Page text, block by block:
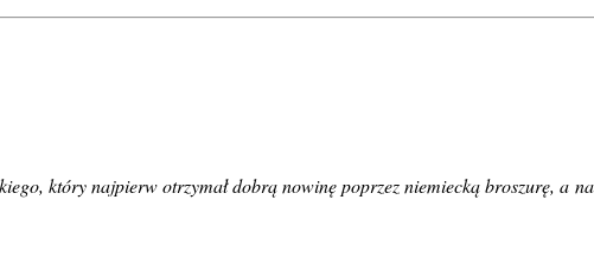
który najpierw otrzymał dobrą nowinę poprzez niemiecką broszurę, a